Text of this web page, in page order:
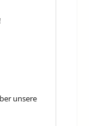
unsere